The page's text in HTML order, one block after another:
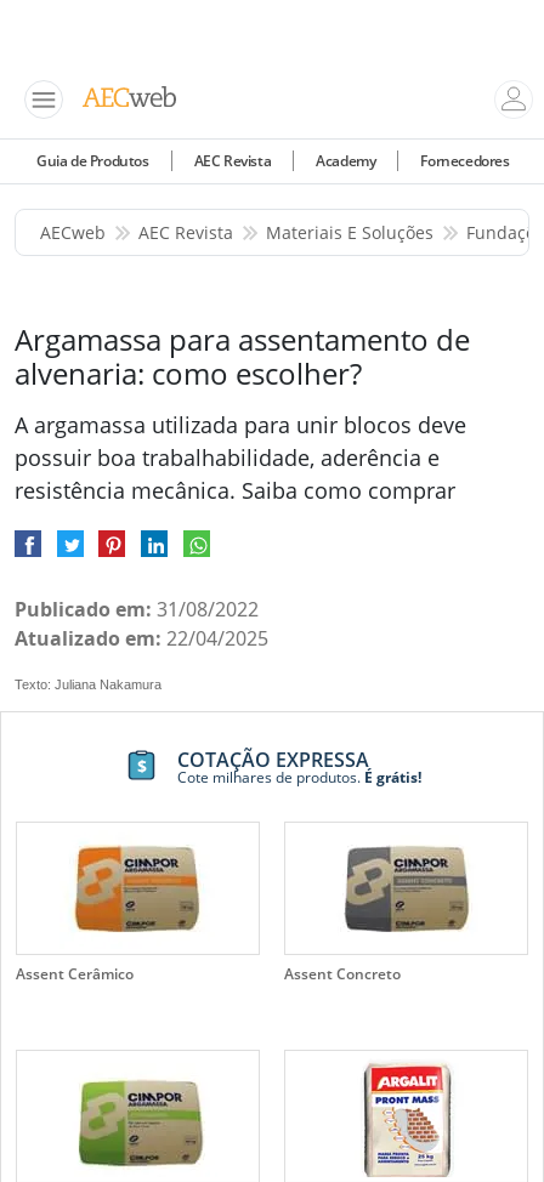
Guia de Produtos AEC Revista Academy Fornecedores
AECweb AEC Revista Materiais E Soluções
Argamassa para assentamento de
alvenaria: como escolher?
A argamassa utilizada para unir blocos deve
possuir boa trabalhabilidade, aderência e
resistência mecânica. Saiba como comprar
Publicado em: 31/08/2022
Atualizado em: 22/04/2025
Texto: Juliana Nakamura
COTAÇÃO EXPRESSA
Cote milhares de produtos.É grátis!
Assent Cerâmico Assent Concreto